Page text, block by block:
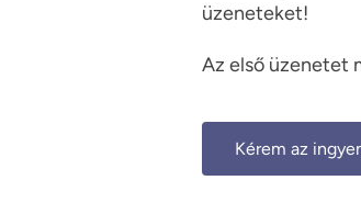
üzeneteket!
Kérem az